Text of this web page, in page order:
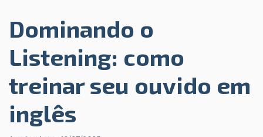
Dominando o
Listening: como
treinar seu ouvido em
inglês